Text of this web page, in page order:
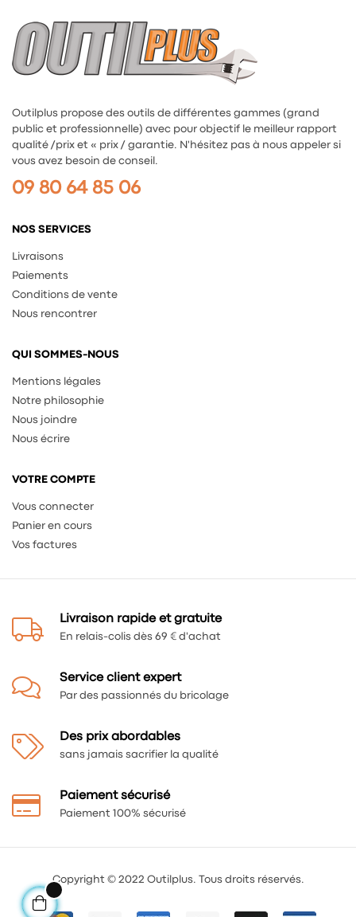
Outilplus propose des outils de différentes gammes (grand
public et professionnelle) avec pour objectif le meilleur rapport
qualité /prix et « prix / garantie. N'hésitez pas à nous appeler si
vous avez besoin de conseil.
09 80 64 85 06
NOS SERVICES
Livraisons
Paiements
Conditions de vente
Nous rencontrer
QUI SOMMES-NOUS
Mentions légales
Notre philosophie
Nous joindre
Nous écrire
VOTRE COMPTE
Vous connecter
Panier en cours
Vos factures
Livraison rapide et gratuite
En relais-colis dès 69 € d'achat
Service client expert
Par des passionnés du bricolage
Des prix abordables
sans jamais sacrifier la qualité
Paiement sécurisé
Paiement 100% sécurisé
Copyright © 2022 Outilplus. Tous droits réservés.